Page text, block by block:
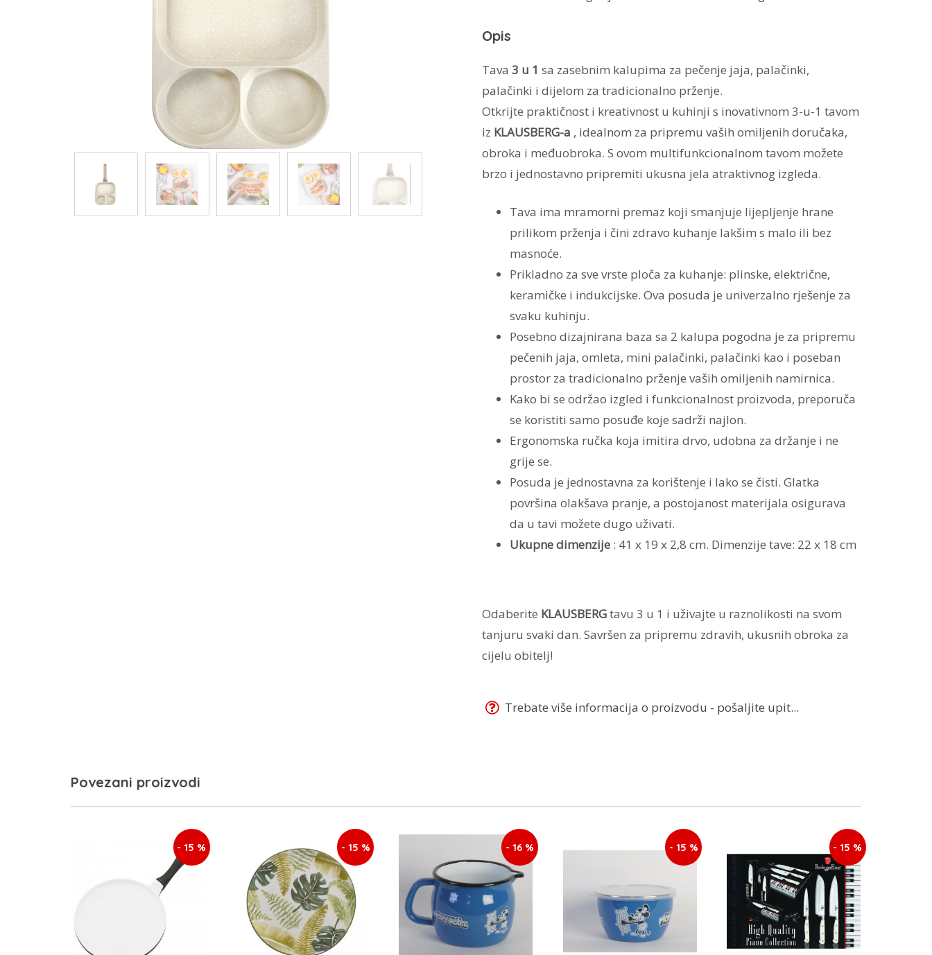
količina
Opis
Tava 3 u 1 sa zasebnim kalupima za pečenje jaja, palačinki,
palačinki i dijelom za tradicionalno prženje.
Otkrijte praktičnost i kreativnost u kuhinji s inovativnom 3-u-1 tavom
iz KLAUSBERG-a , idealnom za pripremu vaših omiljenih doručaka,
obroka i međuobroka. S ovom multifunkcionalnom tavom možete
brzo i jednostavno pripremiti ukusna jela atraktivnog izgleda.
Tava ima mramorni premaz koji smanjuje lijepljenje hrane
prilikom prženja i čini zdravo kuhanje lakšim s malo ili bez
masnoće.
Prikladno za sve vrste ploča za kuhanje: plinske, električne,
keramičke i indukcijske. Ova posuda je univerzalno rješenje za
svaku kuhinju.
Posebno dizajnirana baza sa 2 kalupa pogodna je za pripremu
pečenih jaja, omleta, mini palačinki, palačinki kao i poseban
prostor za tradicionalno prženje vaših omiljenih namirnica.
Kako bi se održao izgled i funkcionalnost proizvoda, preporuča
se koristiti samo posuđe koje sadrži najlon.
Ergonomska ručka koja imitira drvo, udobna za držanje i ne
grije se.
Posuda je jednostavna za korištenje i lako se čisti. Glatka
površina olakšava pranje, a postojanost materijala osigurava
da u tavi možete dugo uživati.
Ukupne dimenzije: 41 x 19 x 2,8 cm. Dimenzije tave: 22 x 18 cm
Odaberite KLAUSBERGtavu 3 u 1 i uživajte u raznolikosti na svom
tanjuru svaki dan. Savršen za pripremu zdravih, ukusnih obroka za
cijelu obitelj!
Trebate više informacija o proizvodu - pošaljite upit...
Povezani proizvodi
- 15 % - 15 % - 16 % - 15 % - 15 %